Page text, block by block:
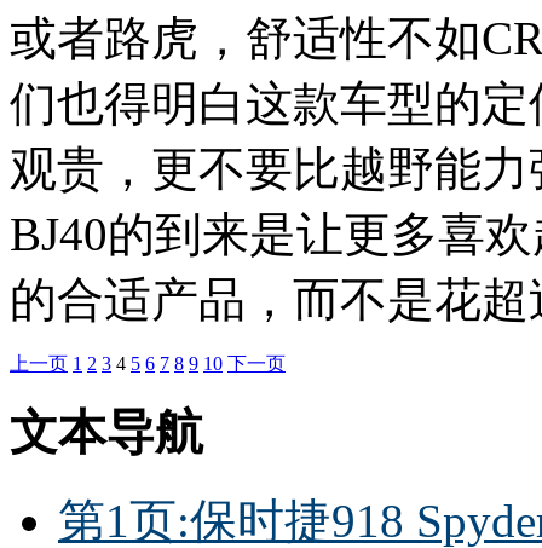
或者路虎，舒适性不如
们也得明白这款车型的
观贵，更不要比越野能
BJ40的到来是让更多喜
的合适产品，而不是花
上一页 1 2 3 4 5 6 7 8 9 10 下一页
文本导航
第1页:保时捷918